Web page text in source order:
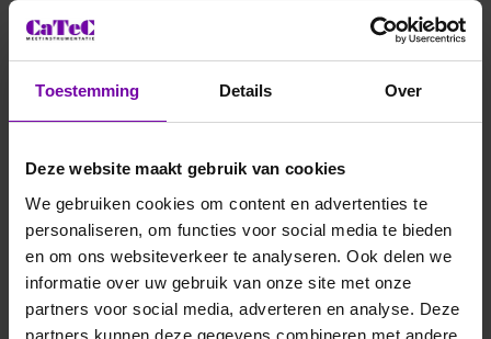
Toestemming Details Over
Deze website maakt gebruik van cookies
We gebruiken cookies om content en advertenties te
personaliseren, om functies voor social media te bieden
en om ons websiteverkeer te analyseren. Ook delen we
informatie over uw gebruik van onze site met onze
partners voor social media, adverteren en analyse. Deze
partners kunnen deze gegevens combineren met andere
TSI
RPM10-800980
De TSI PresSura RPM10 (model 800980) is een
geavanceerde kamerdrukmonitor, ontworpen voor het
nauwkeurig meten van drukverschillen in
een thermische druksensor biedt hij uitzonderlijke
nauwkeurigheid, precisie en stabiliteit. De monitor beschikt
over visuele en akoestische alarmen, die waarschuwen bij
drukverlies, en kan worden ingesteld op een 'geen isolatie'-
modus wanneer de kamer niet bezet is. Hij ondersteunt
zowel BACnet- als Modbus-communicatieprotocollen,
waardoor integratie in gebouwbeheersystemen mogelijk is.
De monitor is geschikt voor gebruik in kritieke omgevingen,